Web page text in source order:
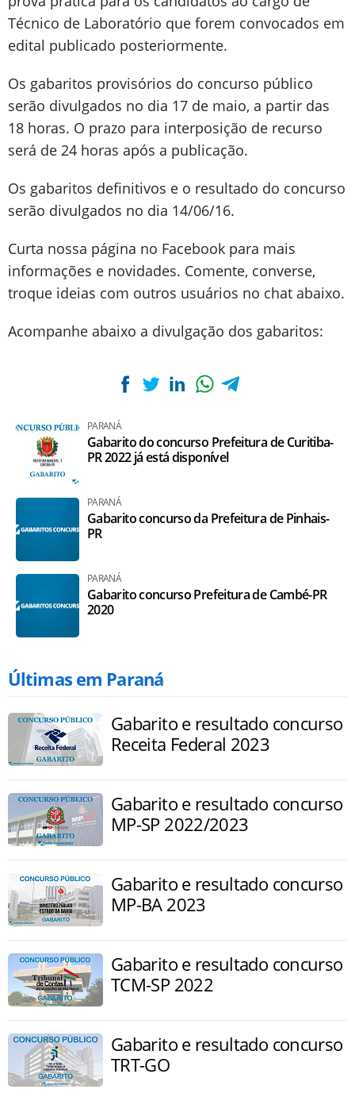
Técnico de Laboratório que forem convocados em
edital publicado posteriormente.
Os gabaritos provisórios do concurso público
serão divulgados no dia 17 de maio, a partir das
18 horas. O prazo para interposição de recurso
será de 24 horas após a publicação.
Os gabaritos definitivos e o resultado do concurso
serão divulgados no dia 14/06/16.
Curta nossa página no Facebook para mais
informações e novidades. Comente, converse,
troque ideias com outros usuários no chat abaixo.
Acompanhe abaixo a divulgação dos gabaritos:
PARANÁ
Gabarito do concurso Prefeitura de Curitiba-
PR 2022 já está disponível
PARANÁ
Gabarito concurso da Prefeitura de Pinhais-
PR
PARANÁ
Gabarito concurso Prefeitura de Cambé-PR
2020
Últimas em Paraná
Gabarito e resultado concurso
Receita Federal 2023
Gabarito e resultado concurso
MP-SP 2022/2023
Gabarito e resultado concurso
MP-BA 2023
Gabarito e resultado concurso
TCM-SP 2022
Gabarito e resultado concurso
TRT-GO